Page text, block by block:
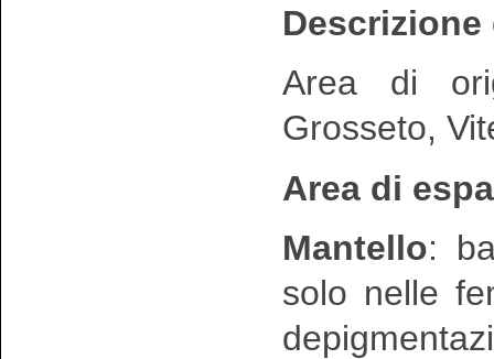
Descrizione
Area di
Grosseto,
Area di
Mantello:
solo nelle